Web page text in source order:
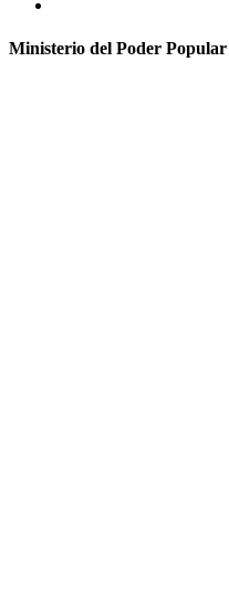
Ministerio del Poder